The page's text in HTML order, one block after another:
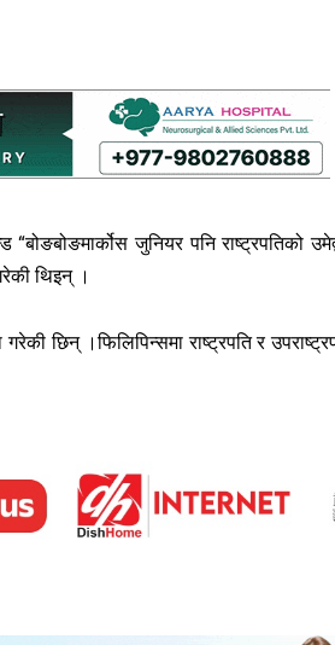
जुनियर पनि राष्ट्रपतिको
थिइन् ।
छिन् ।फिलिपिन्समा राष्ट्रपति र